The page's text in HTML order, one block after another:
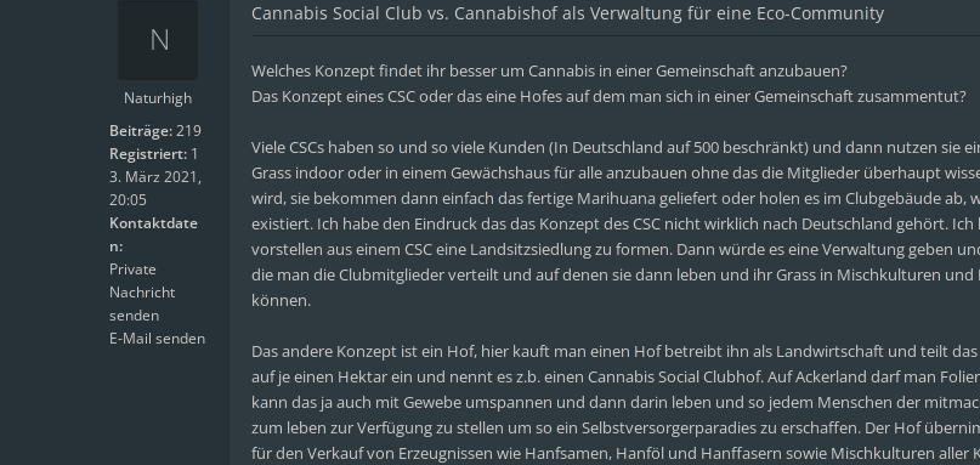
Naturhigh
Beiträge:219
Registriert: 1
3. März 2021,
20:05
Kontaktdate
n:
Private
Nachricht
senden
E-Mail senden
Cannabis Social Club vs. Cannabishof als Verwaltung für eine Eco-Community
Welches Konzept findet ihr besser um Cannabis in einer Gemeinschaft anzubauen?
Das Konzept eines CSC oder das eine Hofes auf dem man sich in einer Gemeinschaft zusammentut?
Viele CSCs haben so und so viele Kunden (In Deutschland auf 500 beschränkt) und dann nutzen sie
Grass indoor oder in einem Gewächshaus für alle anzubauen ohne das die Mitglieder überhaupt
wird, sie bekommen dann einfach das fertige Marihuana geliefert oder holen es im Clubgebäude ab,
existiert. Ich habe den Eindruck das das Konzept des CSC nicht wirklich nach Deutschland gehört.
vorstellen aus einem CSC eine Landsitzsiedlung zu formen. Dann würde es eine Verwaltung geben
die man die Clubmitglieder verteilt und auf denen sie dann leben und ihr Grass in Mischkulturen
können.
Das andere Konzept ist ein Hof, hier kauft man einen Hof betreibt ihn als Landwirtschaft und teilt
auf je einen Hektar ein und nennt es z.b. einen Cannabis Social Clubhof. Auf Ackerland darf man
kann das ja auch mit Gewebe umspannen und dann darin leben und so jedem Menschen der
zum leben zur Verfügung zu stellen um so ein Selbstversorgerparadies zu erschaffen. Der Hof
für den Verkauf von Erzeugnissen wie Hanfsamen, Hanföl und Hanffasern sowie Mischkulturen aller